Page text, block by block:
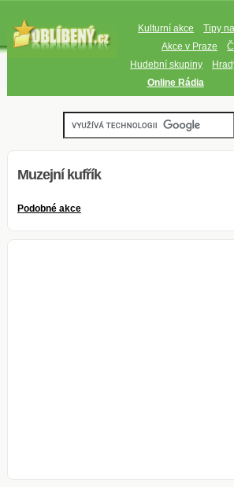
Kulturní akce Tipy
Akce v Praze
Hudební skupiny
Online Rádia
Muzejní kufřík
Podobné akce